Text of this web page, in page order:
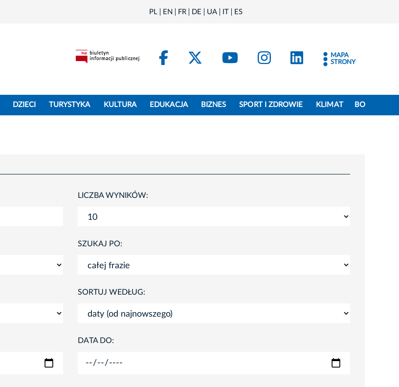
PL EN FR DE UA IT ES
FacebookKraków - X
Kraków - YouTube
Kraków - Instagram
Kraków -
MAPA
STRONY
DZIECI TURYSTYKA KULTURA EDUKACJA BIZNES SPORT I ZDROWIE KLIMAT BO
LICZBA WYNIKÓW:
SZUKAJ PO:
SORTUJ WEDŁUG:
DATA DO: